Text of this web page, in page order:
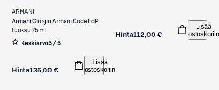
ARMANI
ArmaniGiorgio Armani Code EdP
tuoksu 75 ml
Keskiarvo5 / 5
Hinta135,00 €
Lisää
ostoskoriin
Hinta112,00 €
Lisää
ostoskoriin